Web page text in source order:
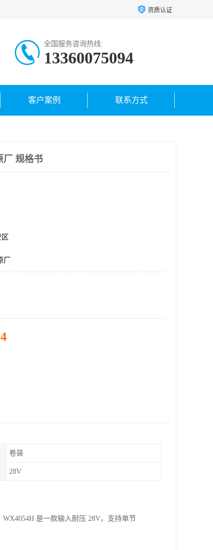
资质认证
全国服务咨询热线:
13360075094
客户案例 联系方式
厂 规格书
区
卷装
28V
是一款输入耐压 28V，支持单节